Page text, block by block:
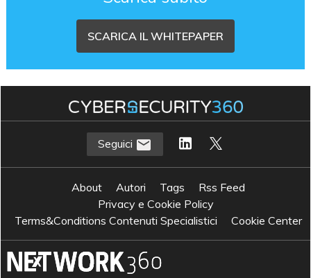
SCARICA IL WHITEPAPER
Seguici
About Autori Tags
Rss Feed
Privacy e Cookie Policy
Terms&Conditions Contenuti Specialistici
Cookie Center